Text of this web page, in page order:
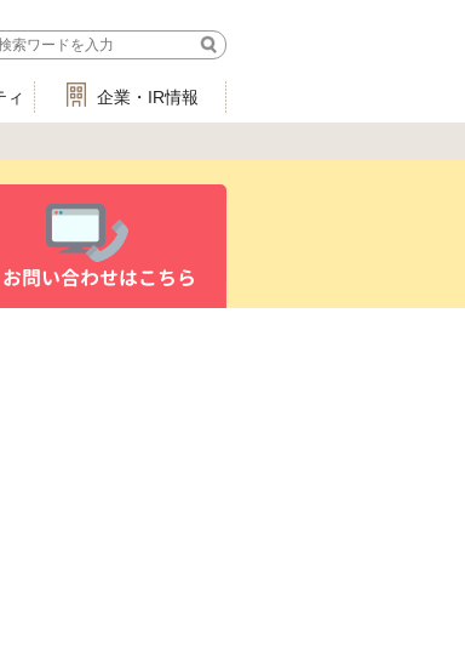
ィ 企業・IR情報
お問い合わせはこちら